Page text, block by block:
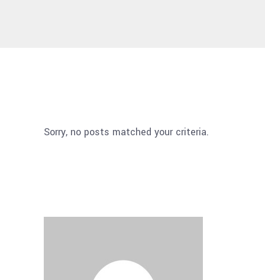
Sorry, no posts matched your criteria.